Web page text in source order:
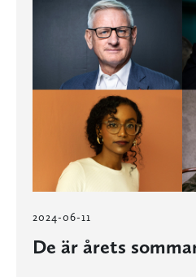
2024-06-11
De är årets